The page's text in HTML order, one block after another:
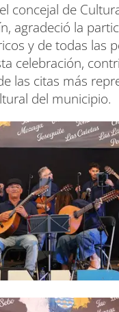
concejal de
agradeció la
y de todas las
celebración,
las citas más
del municipio.